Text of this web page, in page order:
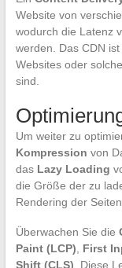
Website von
wodurch die Latenz
werden. Das CDN
Websites oder
sind.
Um weiter zu
Kompression von
das Lazy Loading
die Größe der zu
Rendering der
Überwachen Sie die
Paint (LCP), First
Shift (CLS) . Diese